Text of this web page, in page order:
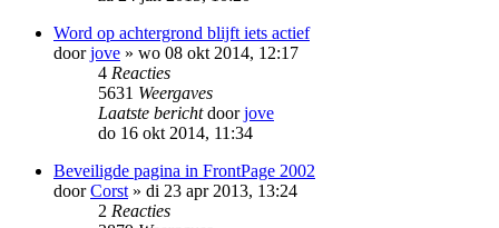
Word op achtergrond blijft iets actief
doorjove » wo 08 okt 2014, 12:17
4 Reacties
5631 Weergaves
Laatste berichtdoorjove
do 16 okt 2014, 11:34
Beveiligde pagina in FrontPage 2002
doorCorst » di 23 apr 2013, 13:24
2 Reacties